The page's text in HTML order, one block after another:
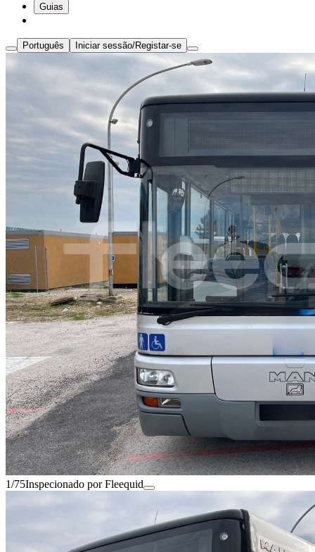
Guias
Português Iniciar sessão/Registar-se
1/75Inspecionado por Fleequid